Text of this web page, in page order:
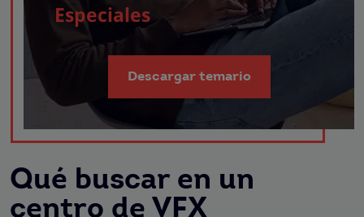
Especiales
Descargar temario
Qué buscar en un
centro de VFX